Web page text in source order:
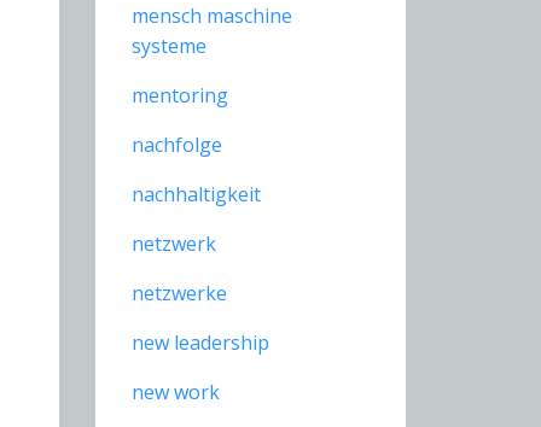
mensch maschine
systeme
mentoring
nachfolge
nachhaltigkeit
netzwerk
netzwerke
new leadership
new work